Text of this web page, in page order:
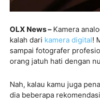
OLX News – Kamera
kalah dari kamera digital!
sampai fotografer
orang jatuh hati dengan
Nah, kalau kamu juga
dia beberapa